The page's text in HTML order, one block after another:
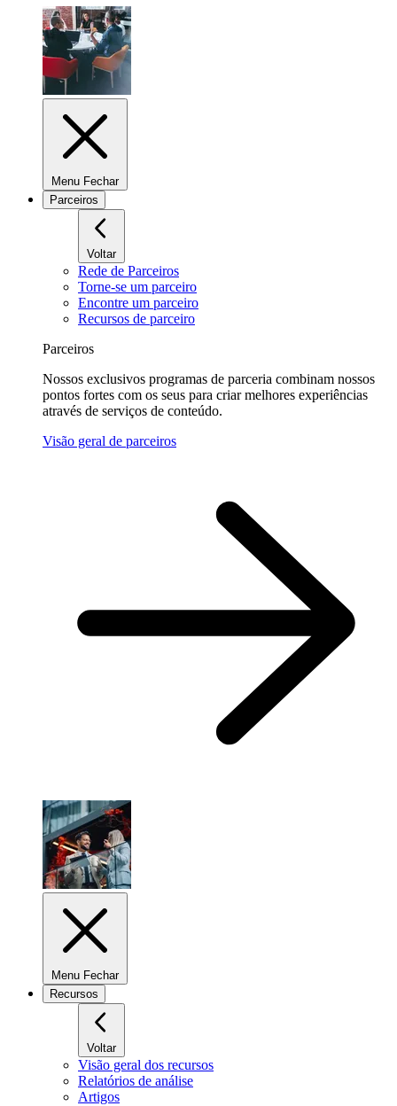
Menu Fechar
Parceiros
Voltar
Rede de Parceiros
Torne-se um parceiro
Encontre um parceiro
Recursos de parceiro
Parceiros
Nossos exclusivos programas de parceria combinam nossos
pontos fortes com os seus para criar melhores experiências
através de serviços de conteúdo.
Visão geral de parceiros
Menu Fechar
Recursos
Voltar
Visão geral dos recursos
Relatórios de análise
Artigos